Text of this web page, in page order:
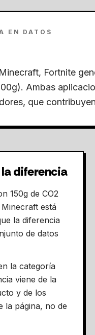
EN DATOS
Fortnite
Ambas
que
la diferencia
150g de CO2
está
la diferencia
de datos
la categoría
viene de la
y de los
la página, no de